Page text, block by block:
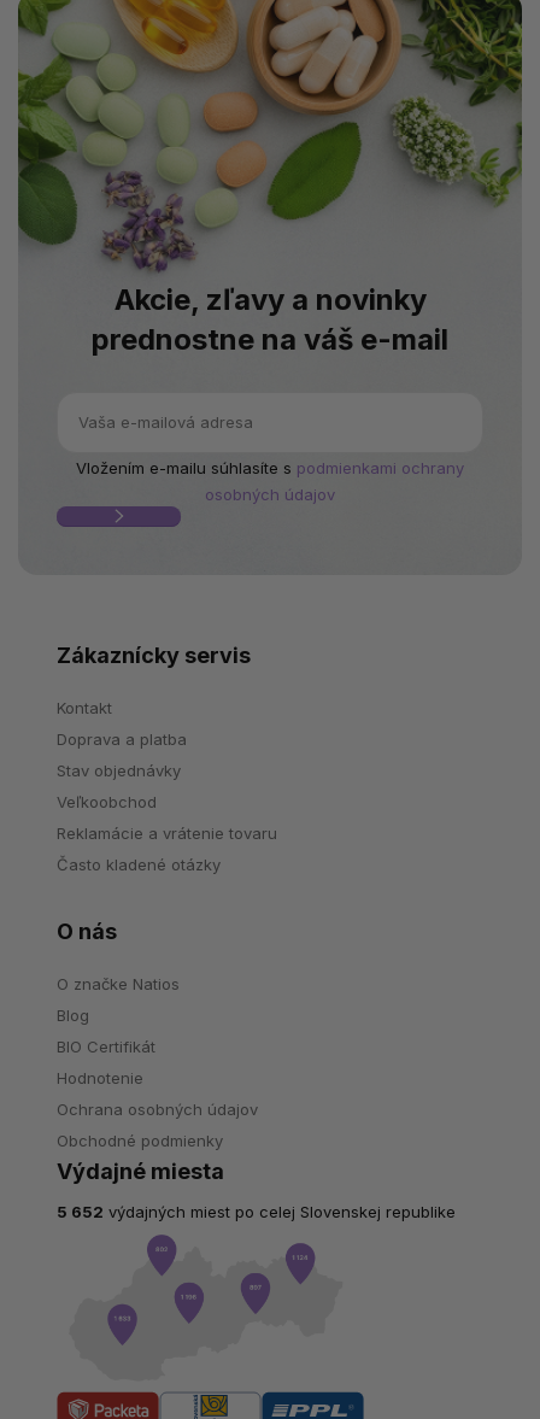
Akcie, zľavy a novinky
prednostne na váš e-mail
Vložením e-mailu súhlasíte s podmienkami ochrany
osobných údajov
Zákaznícky servis
Kontakt
Doprava a platba
Stav objednávky
Veľkoobchod
Reklamácie a vrátenie tovaru
Často kladené otázky
O nás
O značke Natios
Blog
BIO Certifikát
Hodnotenie
Ochrana osobných údajov
Obchodné podmienky
Výdajné miesta
5 652 výdajných miest po celej Slovenskej republike